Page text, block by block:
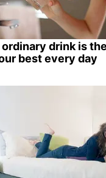
drink is
best every day